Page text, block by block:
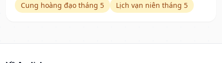
Cung hoàng đạo tháng 5
Lịch vạn niên tháng 5